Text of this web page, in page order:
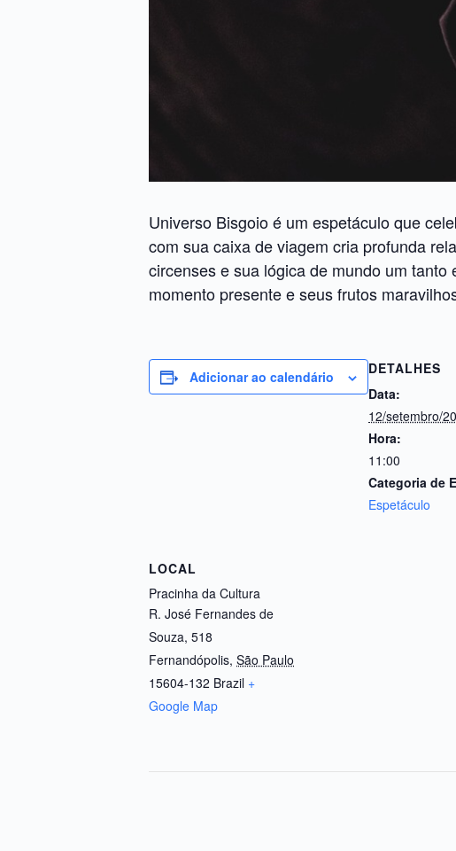
Universo Bisgoio é um espetáculo que
com sua caixa de viagem cria profunda
circenses e sua lógica de mundo um
momento presente e seus frutos
Adicionar ao calendário
DETALHES
Data:
12/setembro/
Hora:
11:00
Categoria de
Espetáculo
LOCAL
Pracinha da Cultura
R. José Fernandes de
Souza, 518
Fernandópolis, São Paulo
15604-132 Brazil +
Google Map